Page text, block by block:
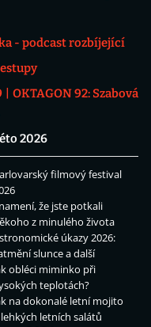
- podcast rozbíjející
OKTAGON 92: Szabová
2026
filmový festival
že jste potkali
z minulého života
úkazy 2026:
slunce a další
obléci miminko při
teplotách?
na dokonalé letní mojito
letních salátů